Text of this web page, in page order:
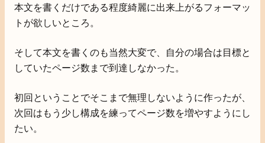
本文を書くだけである程度綺麗に出来上がるフォーマッ
トが欲しいところ。
そして本文を書くのも当然大変で、自分の場合は目標と
していたページ数まで到達しなかった。
初回ということでそこまで無理しないように作ったが、
次回はもう少し構成を練ってページ数を増やすようにし
たい。